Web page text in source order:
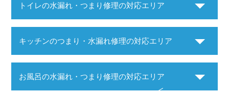
トイレの水漏れ・つまり修理の対応エリア
キッチンのつまり・水漏れ修理の対応エリア
お風呂の水漏れ・つまり修理の対応エリア